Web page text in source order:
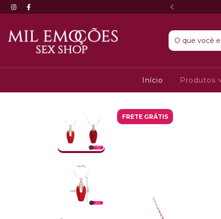
de R$120 (Estado de São Paulo)
Início Produtos
FRETE GRÁTIS